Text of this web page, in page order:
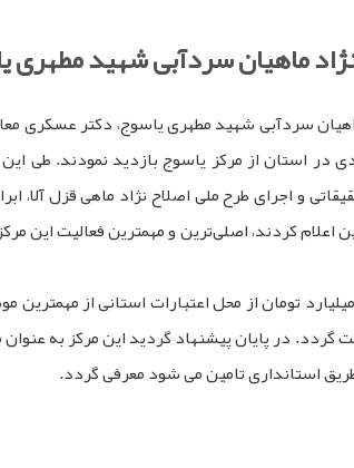
ماهیان سردآبی شهید مطهری
سردآبی شهید مطهری یاسوج، دکتر عسکری
در استان از مرکز یاسوج بازدید نمودند. طی
و اجرای طرح ملی اصلاح نژاد ماهی قزل آلا،
اعلام کردند، اصلی‌ترین و مهمترین فعالیت این
تومان از محل اعتبارات استانی از
گردد. در پایان پیشنهاد گردید این مرکز به
استانداری تامین می شود معرفی گردد.